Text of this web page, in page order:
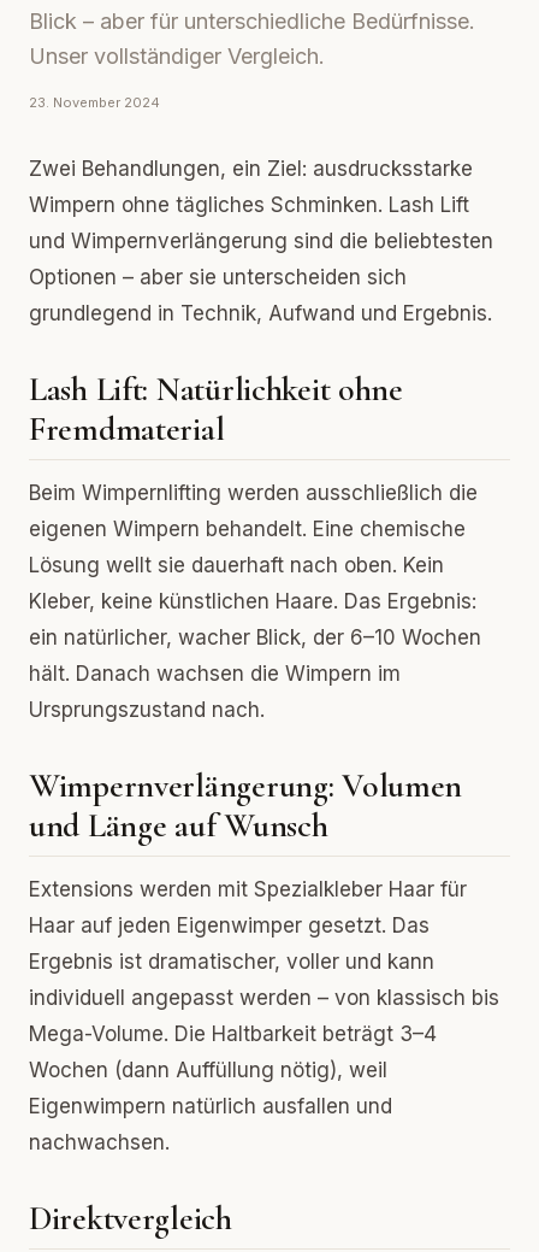
Blick – aber für unterschiedliche Bedürfnisse.
Unser vollständiger Vergleich.
23. November 2024
Zwei Behandlungen, ein Ziel: ausdrucksstarke
Wimpern ohne tägliches Schminken. Lash Lift
und Wimpernverlängerung sind die beliebtesten
Optionen – aber sie unterscheiden sich
grundlegend in Technik, Aufwand und Ergebnis.
Lash Lift: Natürlichkeit ohne
Fremdmaterial
Beim Wimpernlifting werden ausschließlich die
eigenen Wimpern behandelt. Eine chemische
Lösung wellt sie dauerhaft nach oben. Kein
Kleber, keine künstlichen Haare. Das Ergebnis:
ein natürlicher, wacher Blick, der 6–10 Wochen
hält. Danach wachsen die Wimpern im
Ursprungszustand nach.
Wimpernverlängerung: Volumen
und Länge auf Wunsch
Extensions werden mit Spezialkleber Haar für
Haar auf jeden Eigenwimper gesetzt. Das
Ergebnis ist dramatischer, voller und kann
individuell angepasst werden – von klassisch bis
Mega-Volume. Die Haltbarkeit beträgt 3–4
Wochen (dann Auffüllung nötig), weil
Eigenwimpern natürlich ausfallen und
nachwachsen.
Direktvergleich